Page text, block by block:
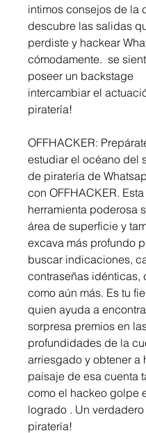
intimos consejos de la
descubre las salidas
perdiste y hackear
cómodamente.  se
poseer un backstage
intercambiar el
piratería!
OFFHACKER:
estudiar el océano del
de piratería de
con OFFHACKER. Esta
herramienta poderosa
área de superficie y
excava más profundo
buscar indicaciones,
contraseñas idénticas,
como aún más. Es tu
quien ayuda a
sorpresa premios en
profundidades de la
arriesgado y obtener a
paisaje de esa cuenta
como el hackeo golpe
logrado . Un
piratería!